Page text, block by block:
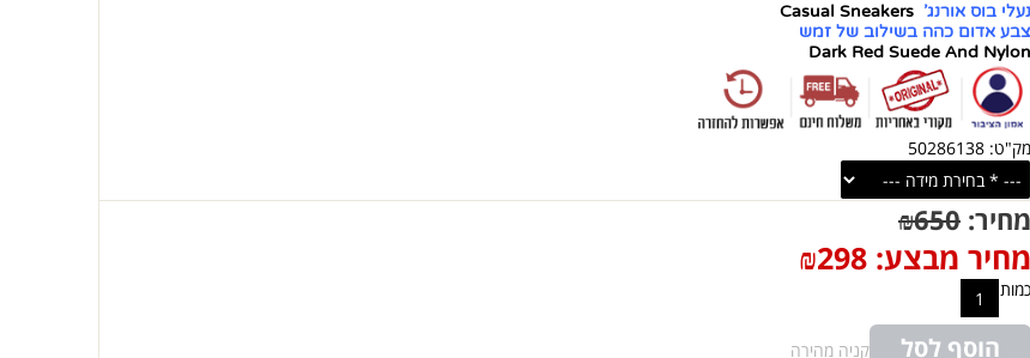
נעלי בוס אורנג' Casual Sneakers
צבע אדום כהה בשילוב של זמש
Dark Red Suede And Nylon
מק"ט: 50286138
מחיר: ₪650
מחיר מבצע: ₪298
כמות
הוסף לסל קניה מהירה